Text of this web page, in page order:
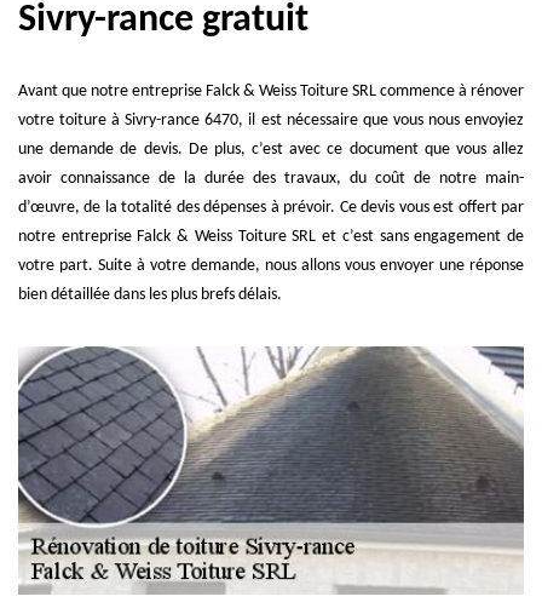
Sivry-rance gratuit
Avant que notre entreprise Falck & Weiss Toiture SRL commence à rénover
votre toiture à Sivry-rance 6470, il est nécessaire que vous nous envoyiez
une demande de devis. De plus, c’est avec ce document que vous allez
avoir connaissance de la durée des travaux, du coût de notre main-
d’œuvre, de la totalité des dépenses à prévoir. Ce devis vous est offert par
notre entreprise Falck & Weiss Toiture SRL et c’est sans engagement de
votre part. Suite à votre demande, nous allons vous envoyer une réponse
bien détaillée dans les plus brefs délais.